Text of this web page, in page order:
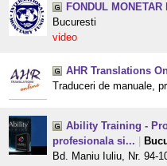
FONDUL
Bucuresti
video
AHR Translations
Traduceri de manuale,
Ability Training -
profesionala si...
Bd. Maniu Iuliu, Nr. 94-